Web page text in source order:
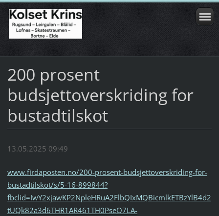
200 prosent
budsjettoverskriding for
bustadtilskot
13.05.2025 09:49
www.firdaposten.no/200-prosent-budsjettoverskriding-for-
bustadtilskot/s/5-16-899844?
fbclid=IwY2xjawKP2NpleHRuA2FlbQIxMQBicmlkETBzYlB4d2
tUQk82a3d6THR1AR461TH0PseO7LA-